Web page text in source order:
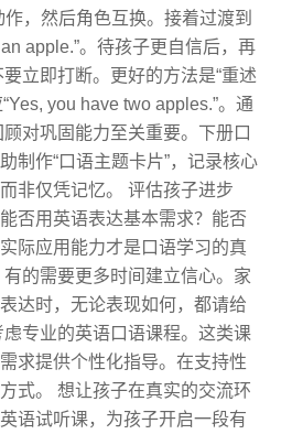
作，然后角色互换。接着过渡到
an apple.”。待孩子更自信后，再
立即打断。更好的方法是“重述
you have two apples.”。通
对巩固能力至关重要。下册口
制作“口语主题卡片”，记录核心
非仅凭记忆。 评估孩子进步
否用英语表达基本需求？能否
际应用能力才是口语学习的真
的需要更多时间建立信心。家
达时，无论表现如何，都请给
专业的英语口语课程。这类课
求提供个性化指导。在支持性
式。 想让孩子在真实的交流环
语试听课，为孩子开启一段有